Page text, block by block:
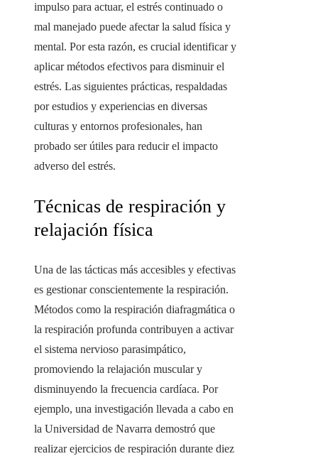
impulso para actuar, el estrés continuado o
mal manejado puede afectar la salud física y
mental. Por esta razón, es crucial identificar y
aplicar métodos efectivos para disminuir el
estrés. Las siguientes prácticas, respaldadas
por estudios y experiencias en diversas
culturas y entornos profesionales, han
probado ser útiles para reducir el impacto
adverso del estrés.
Técnicas de respiración y
relajación física
Una de las tácticas más accesibles y efectivas
es gestionar conscientemente la respiración.
Métodos como la respiración diafragmática o
la respiración profunda contribuyen a activar
el sistema nervioso parasimpático,
promoviendo la relajación muscular y
disminuyendo la frecuencia cardíaca. Por
ejemplo, una investigación llevada a cabo en
la Universidad de Navarra demostró que
realizar ejercicios de respiración durante diez